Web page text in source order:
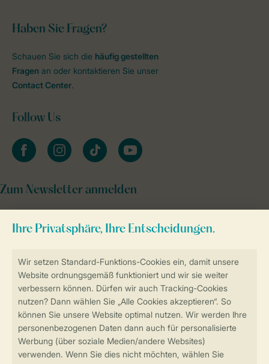
Sicher und schnell zur Online-Buchung
Sichere Datenübertragung
Sicheres Bezahlen
Haben Sie Fragen?
Schauen Sie sich die häufig gestellten
Fragen an oder kontaktieren Sie unser
Contact Center.
Follow Us
facebookinstagramtiktok youtube
Zum Newsletter anmelden